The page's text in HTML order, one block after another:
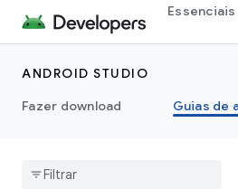
Essenciais
ANDROID STUDIO
Fazer download
Guias de